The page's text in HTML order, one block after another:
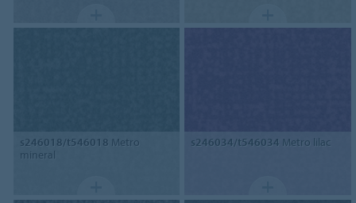
s246018/t546018 Metro
mineral
s246034/t546034 Metro lilac